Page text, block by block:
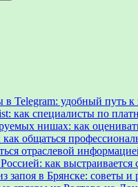
в Telegram: удобный путь
как специалисты по
нишах: как
общаться
отраслевой
как
запоя в Брянске: советы и